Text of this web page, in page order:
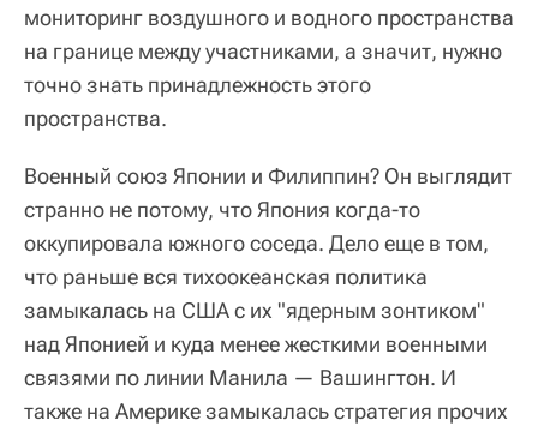
мониторинг воздушного и водного пространства
на границе между участниками, а значит, нужно
точно знать принадлежность этого
пространства.
Военный союз Японии и Филиппин? Он выглядит
странно не потому, что Япония когда-то
оккупировала южного соседа. Дело еще в том,
что раньше вся тихоокеанская политика
замыкалась на США с их "ядерным зонтиком"
над Японией и куда менее жесткими военными
связями по линии Манила — Вашингтон. И
также на Америке замыкалась стратегия прочих